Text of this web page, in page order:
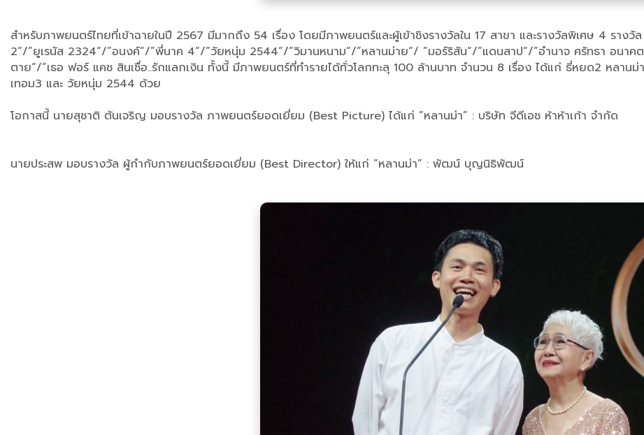
สำหรับภาพยนตร์ไทยที่เข้าฉายในปี 2567 มีมากถึง 54 เรื่อง โดยมีภาพยนตร์และผู้เข้าชิงรางวัลใน 17 สาขา และรางวัลพิเศษ 4 ราง
2“/”ยูเรนัส 2324“/”อนงค์“/”พี่นาค 4“/”วัยหนุ่ม 2544“/”วิมานหนาม“/”หลานม่าย“/ ”มอร์ริสัน“/”แดนสาป“/”อำนาจ ศรัทธา อนา
ตาย“/”เธอ ฟอร์ แคช สินเชื่อ..รักแลกเงิน ทั้งนี้ มีภาพยนตร์ที่ทำรายได้ทั่วโลกทะลุ 100 ล้านบาท จำนวน 8 เรื่อง ได้แก่ ธี่หยด2 หลา
เทอม3 และ วัยหนุ่ม 2544 ด้วย
โอกาสนี้ นายสุชาติ ตันเจริญ มอบรางวัล ภาพยนตร์ยอดเยี่ยม (Best Picture) ได้แก่ ”หลานม่า” : บริษัท จีดีเอช ห้าห้าเก้า จำกัด
นายประสพ มอบรางวัล ผู้กำกับภาพยนตร์ยอดเยี่ยม (Best Director) ให้แก่ ”หลานม่า” : พัฒน์ บุญนิธิพัฒน์